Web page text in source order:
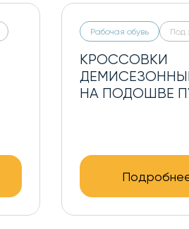
Рабочая обувь Под
КРОССОВКИ
НА ПОДОШВЕ